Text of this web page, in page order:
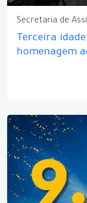
Secretaria de
Terceira
homenagem